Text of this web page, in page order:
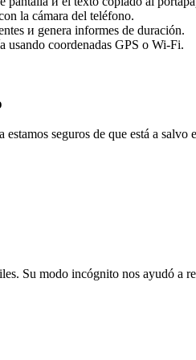
la cámara del teléfono.
и genera informes de duración.
usando coordenadas GPS o Wi-Fi.
seguros de que está a salvo
Su modo incógnito nos ayudó a